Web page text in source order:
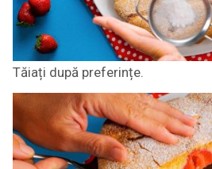
Tăiați după preferințe.